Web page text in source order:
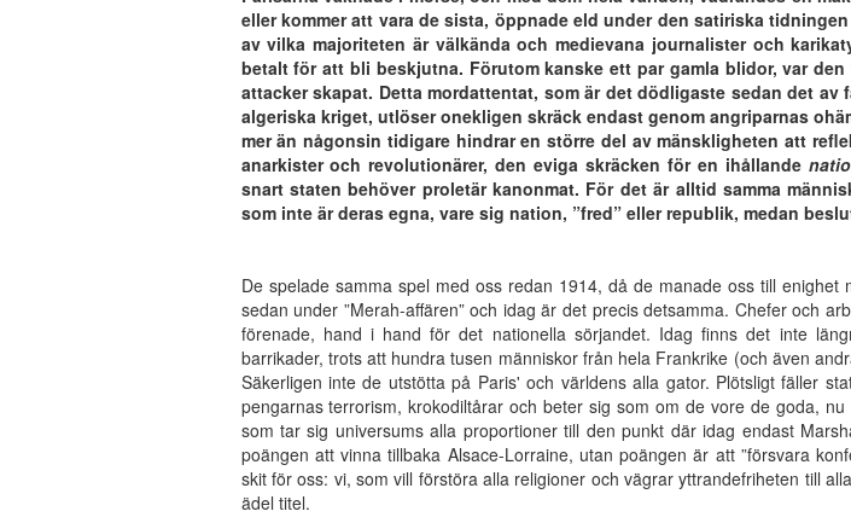
eller kommer att vara de sista, öppnade eld under den satiriska
av vilka majoriteten är välkända och medievana journalister och
betalt för att bli beskjutna. Förutom kanske ett par gamla blidor, var
attacker skapat. Detta mordattentat, som är det dödligaste sedan det
algeriska kriget, utlöser onekligen skräck endast genom angriparnas
mer än någonsin tidigare hindrar en större del av mänskligheten att
anarkister och revolutionärer, den eviga skräcken för en ihållande
snart staten behöver proletär kanonmat. För det är alltid samma
som inte är deras egna, vare sig nation, ”fred” eller republik, medan
De spelade samma spel med oss redan 1914, då de manade oss till
sedan under ”Merah-affären” och idag är det precis detsamma. Chefer och
förenade, hand i hand för det nationella sörjandet. Idag finns det inte
barrikader, trots att hundra tusen människor från hela Frankrike (och även
Säkerligen inte de utstötta på Paris' och världens alla gator. Plötsligt fäller
pengarnas terrorism, krokodiltårar och beter sig som om de vore de goda,
som tar sig universums alla proportioner till den punkt där idag endast
poängen att vinna tillbaka Alsace-Lorraine, utan poängen är att ”försvara
skit för oss: vi, som vill förstöra alla religioner och vägrar yttrandefriheten till
ädel titel.